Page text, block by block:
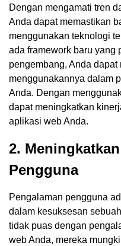
Dengan mengamati tren
Anda dapat memastikan
menggunakan teknologi
ada framework baru yang
pengembang, Anda
menggunakannya dalam
Anda. Dengan
dapat meningkatkan
aplikasi web Anda.
2.
Pengguna
Pengalaman pengguna
dalam kesuksesan
tidak puas dengan
web Anda, mereka